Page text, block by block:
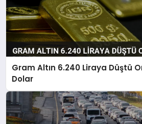
Gram Altın 6.240 Liraya Düştü
Dolar